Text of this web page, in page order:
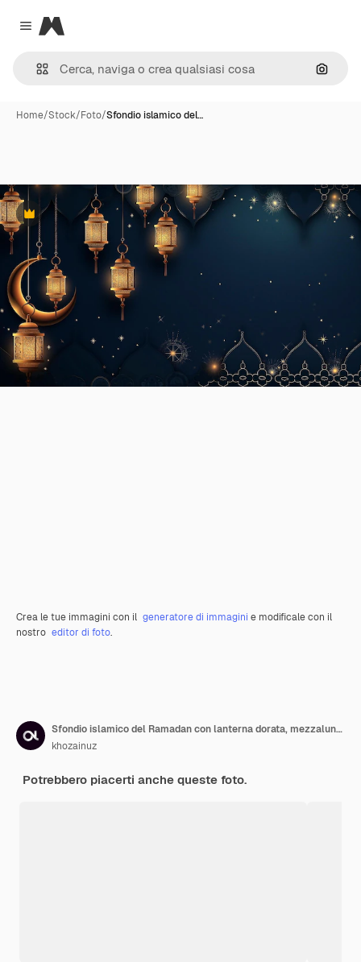
Close menu
Magnific
Cerca
Home/Stock/Foto/Sfondio islamico del…
Premium
Crea le tue immagini con il generatore di immagini e modificale con il
nostro editor di foto.
Sfondio islamico del Ramadan con lanterna dorata, mezzaluna e modello geometrico con copia vuota
khozainuz
Potrebbero piacerti anche queste foto.